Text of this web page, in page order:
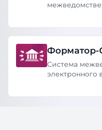
Cистема
электронного